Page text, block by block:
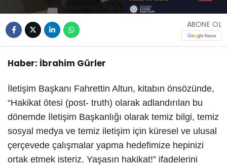
ABONE OL
Haber: İbrahim Gürler
İletişim Başkanı Fahrettin Altun, kitabın önsözünde,
“Hakikat ötesi (post- truth) olarak adlandırılan bu
dönemde İletişim Başkanlığı olarak temiz bilgi, temiz
sosyal medya ve temiz iletişim için küresel ve ulusal
çerçevede çalışmalar yapma hedefimize hepinizi
ortak etmek isteriz. Yaşasın hakikat!” ifadelerini